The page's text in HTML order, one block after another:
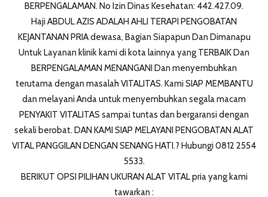
BERPENGALAMAN. No Izin Dinas Kesehatan: 442.427.09.
Haji ABDUL AZIS ADALAH AHLI TERAPI PENGOBATAN
KEJANTANAN PRIA dewasa, Bagian Siapapun Dan Dimanapu
Untuk Layanan klinik kami di kota lainnya yang TERBAIK Dan
BERPENGALAMAN MENANGANI Dan menyembuhkan
terutama dengan masalah VITALITAS. Kami SIAP MEMBANTU
dan melayani Anda untuk menyembuhkan segala macam
PENYAKIT VITALITAS sampai tuntas dan bergaransi dengan
sekali berobat. DAN KAMI SIAP MELAYANI PENGOBATAN ALAT
VITAL PANGGILAN DENGAN SENANG HATI.? Hubungi 0812 2554
5533.
BERIKUT OPSI PILIHAN UKURAN ALAT VITAL pria yang kami
tawarkan :